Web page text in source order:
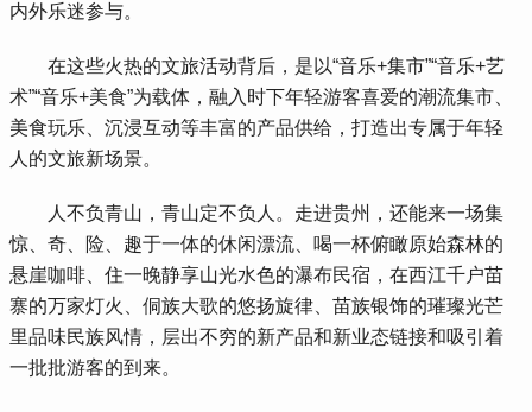
内外乐迷参与。
在这些火热的文旅活动背后，是以“音乐+集市”“音乐+艺
术”“音乐+美食”为载体，融入时下年轻游客喜爱的潮流集市、
美食玩乐、沉浸互动等丰富的产品供给，打造出专属于年轻
人的文旅新场景。
人不负青山，青山定不负人。走进贵州，还能来一场集
惊、奇、险、趣于一体的休闲漂流、喝一杯俯瞰原始森林的
悬崖咖啡、住一晚静享山光水色的瀑布民宿，在西江千户苗
寨的万家灯火、侗族大歌的悠扬旋律、苗族银饰的璀璨光芒
里品味民族风情，层出不穷的新产品和新业态链接和吸引着
一批批游客的到来。